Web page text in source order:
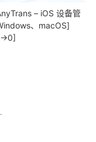
– iOS 设备管
、macOS]